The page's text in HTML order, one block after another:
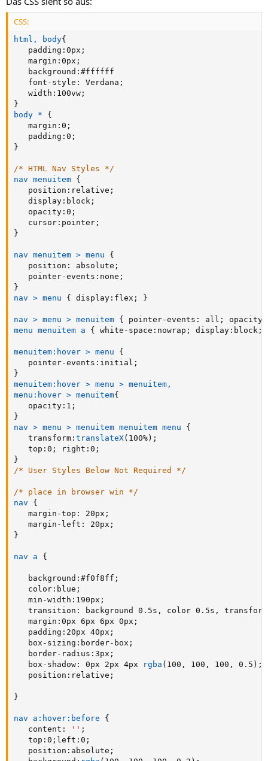
CSS:
html, body{
padding : 0px ;
margin : 0px ;
background : #ffffff
font-style : Verdana ;
width : 100vw ;
}
body *
{
margin : 0 ;
padding : 0 ;
}
/* HTML Nav Styles */
nav menuitem {
position : relative ;
display : block ;
opacity : 0 ;
cursor : pointer ;
}
nav menuitem > menu
{
position : absolute ;
pointer-events : none ;
}
nav > menu
{ display : flex ; }
nav > menu > menuitem { pointer-events : all ; opacity
menu menuitem a
{ white-space : nowrap ; display : block ;
menuitem:hover > menu
{
pointer-events : initial ;
}
menuitem:hover > menu > menuitem,
menu:hover > menuitem{
opacity : 1 ;
}
nav > menu > menuitem menuitem menu
{
transform : translateX( 100% ) ;
top : 0 ; right : 0 ;
}
/* User Styles Below Not Required */
/* place in browser win */
nav
{
margin-top : 20px ;
margin-left : 20px ;
}
nav a {
background : #f0f8ff ;
color : blue ;
min-width : 190px ;
transition : background 0.5s , color 0.5s ,
margin : 0px 6px 6px 0px ;
padding : 20px 40px ;
box-sizing : border-box ;
border-radius : 3px ;
box-shadow : 0px 2px 4px rgba ( 100 , 100 , 100 , 0.5 ) ;
position : relative ;
}
nav a:hover:before
{
content : '' ;
top : 0 ; left : 0 ;
position : absolute ;